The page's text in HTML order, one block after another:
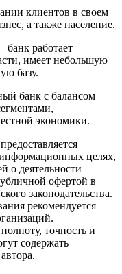
клиентов в своем
а также население.
банк работает
имеет небольшую
базу.
банк с балансом
экономики.
целях,
о деятельности
офертой в
законодательства.
рекомендуется
точность и
содержать